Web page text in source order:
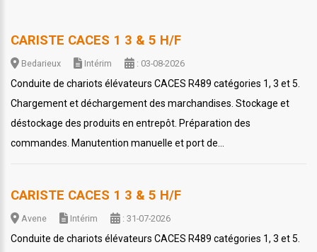
CARISTE CACES 1 3 & 5 H/F
Bedarieux Intérim : 03-08-2026
Conduite de chariots élévateurs CACES R489 catégories 1, 3 et 5.
Chargement et déchargement des marchandises. Stockage et
déstockage des produits en entrepôt. Préparation des
commandes. Manutention manuelle et port de...
CARISTE CACES 1 3 & 5 H/F
Avene Intérim : 31-07-2026
Conduite de chariots élévateurs CACES R489 catégories 1, 3 et 5.